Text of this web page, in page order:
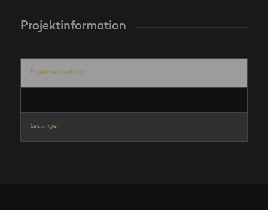
Projektinformation
Projektbeschreibung
Leistungen